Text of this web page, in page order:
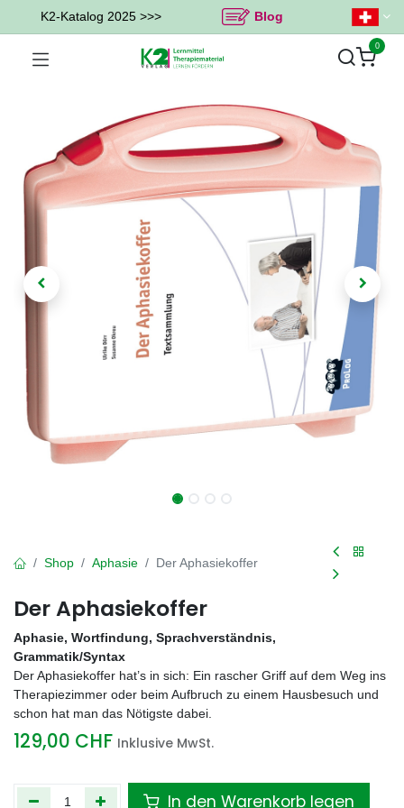
K2-Katalog 2025 >>> Blog
0
Shop Aphasie Der Aphasiekoffer
Der Aphasiekoffer
Aphasie, Wortfindung, Sprachverständnis,
Grammatik/Syntax
Der Aphasiekoffer hat’s in sich: Ein rascher Griff auf dem Weg ins
Therapiezimmer oder beim Aufbruch zu einem Hausbesuch und
schon hat man das Nötigste dabei.
129,00 CHF Inklusive MwSt.
In den Warenkorb legen